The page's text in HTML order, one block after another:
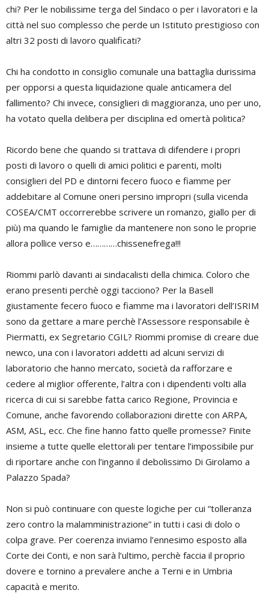
chi? Per le nobilissime terga del Sindaco o per i lavoratori e la
città nel suo complesso che perde un Istituto prestigioso con
altri 32 posti di lavoro qualificati?
Chi ha condotto in consiglio comunale una battaglia durissima
per opporsi a questa liquidazione quale anticamera del
fallimento? Chi invece, consiglieri di maggioranza, uno per uno,
ha votato quella delibera per disciplina ed omertà politica?
Ricordo bene che quando si trattava di difendere i propri
posti di lavoro o quelli di amici politici e parenti, molti
consiglieri del PD e dintorni fecero fuoco e fiamme per
addebitare al Comune oneri persino impropri (sulla vicenda
COSEA/CMT occorrerebbe scrivere un romanzo, giallo per di
più) ma quando le famiglie da mantenere non sono le proprie
allora pollice verso e…………chissenefrega!!!
Riommi parlò davanti ai sindacalisti della chimica. Coloro che
erano presenti perchè oggi tacciono? Per la Basell
giustamente fecero fuoco e fiamme ma i lavoratori dell’ISRIM
sono da gettare a mare perchè l’Assessore responsabile è
Piermatti, ex Segretario CGIL? Riommi promise di creare due
newco, una con i lavoratori addetti ad alcuni servizi di
laboratorio che hanno mercato, società da rafforzare e
cedere al miglior offerente, l’altra con i dipendenti volti alla
ricerca di cui si sarebbe fatta carico Regione, Provincia e
Comune, anche favorendo collaborazioni dirette con ARPA,
ASM, ASL, ecc. Che fine hanno fatto quelle promesse? Finite
insieme a tutte quelle elettorali per tentare l’impossibile pur
di riportare anche con l’inganno il debolissimo Di Girolamo a
Palazzo Spada?
Non si può continuare con queste logiche per cui “tolleranza
zero contro la malamministrazione” in tutti i casi di dolo o
colpa grave. Per coerenza inviamo l’ennesimo esposto alla
Corte dei Conti, e non sarà l’ultimo, perchè faccia il proprio
dovere e tornino a prevalere anche a Terni e in Umbria
capacità e merito.